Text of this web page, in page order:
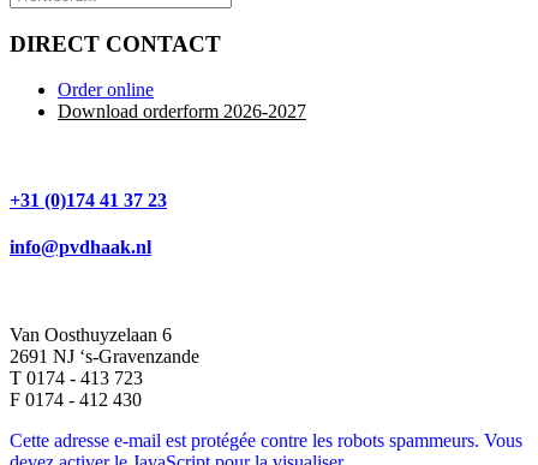
DIRECT CONTACT
Order online
Download orderform 2026-2027
+31 (0)174 41 37 23
info@pvdhaak.nl
Van Oosthuyzelaan 6
2691 NJ ‘s-Gravenzande
T 0174 - 413 723
F 0174 - 412 430
Cette adresse e-mail est protégée contre les robots spammeurs. Vous